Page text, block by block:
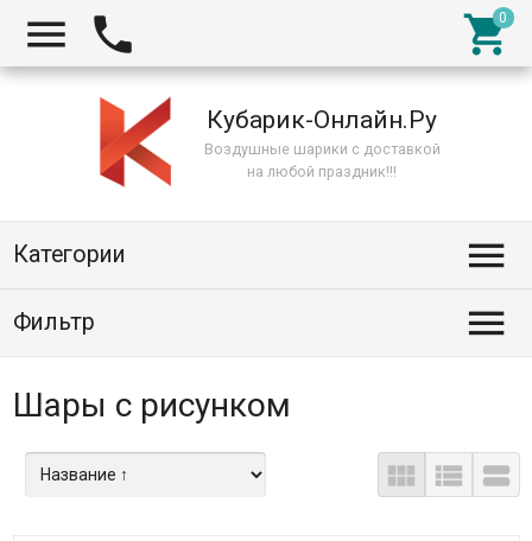
  
Кубарик-Онлайн.Ру
Воздушные шарики с доставкой
на любой праздник!!!
Категории 
Фильтр 
Шары с рисунком
  